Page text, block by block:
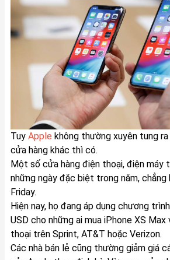
Tuy Apple không thường xuyên tung
cửa hàng khác thì có.
Một số cửa hàng điện thoại, điện máy
những ngày đặc biệt trong năm, chẳng
Friday.
Hiện nay, họ đang áp dụng chương
USD cho những ai mua iPhone XS
thoại trên Sprint, AT&T hoặc Verizon.
Các nhà bán lẻ cũng thường giảm giá